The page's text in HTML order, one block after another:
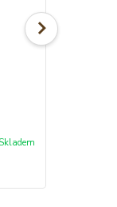
Skladem